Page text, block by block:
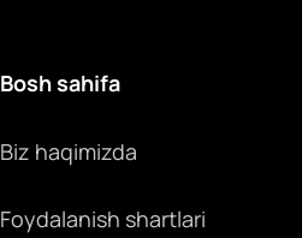
Bosh sahifa
Biz haqimizda
Foydalanish shartlari